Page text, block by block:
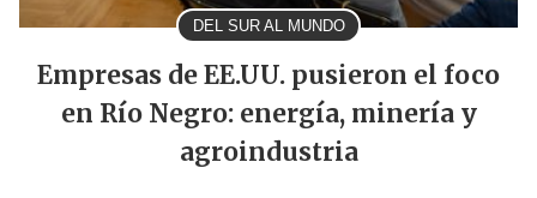
DEL SUR AL MUNDO
Empresas de EE.UU. pusieron el foco
en Río Negro: energía, minería y
agroindustria